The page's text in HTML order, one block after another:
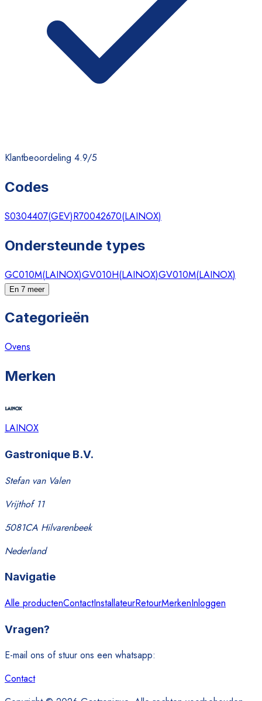
Klantbeoordeling 4.9/5
Codes
S0304407(GEV)R70042670(LAINOX)
Ondersteunde types
GC010M(LAINOX)GV010H(LAINOX)GV010M(LAINOX)
En 7 meer
Categorieën
Ovens
Merken
LAINOX
Gastronique B.V.
Stefan van Valen
Vrijthof 11
5081CA Hilvarenbeek
Nederland
Navigatie
Alle productenContactInstallateurRetourMerkenInloggen
Vragen?
E-mail ons of stuur ons een whatsapp:
Contact